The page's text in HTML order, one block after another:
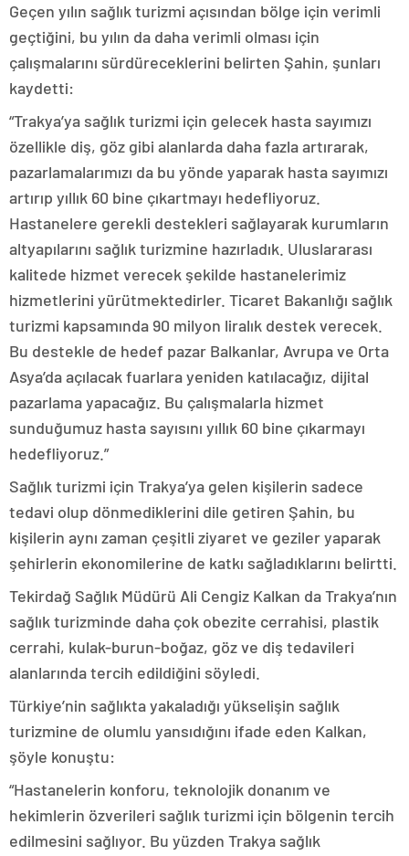
Geçen yılın sağlık turizmi açısından bölge için verimli
geçtiğini, bu yılın da daha verimli olması için
çalışmalarını sürdüreceklerini belirten Şahin, şunları
kaydetti:
“Trakya’ya sağlık turizmi için gelecek hasta sayımızı
özellikle diş, göz gibi alanlarda daha fazla artırarak,
pazarlamalarımızı da bu yönde yaparak hasta sayımızı
artırıp yıllık 60 bine çıkartmayı hedefliyoruz.
Hastanelere gerekli destekleri sağlayarak kurumların
altyapılarını sağlık turizmine hazırladık. Uluslararası
kalitede hizmet verecek şekilde hastanelerimiz
hizmetlerini yürütmektedirler. Ticaret Bakanlığı sağlık
turizmi kapsamında 90 milyon liralık destek verecek.
Bu destekle de hedef pazar Balkanlar, Avrupa ve Orta
Asya’da açılacak fuarlara yeniden katılacağız, dijital
pazarlama yapacağız. Bu çalışmalarla hizmet
sunduğumuz hasta sayısını yıllık 60 bine çıkarmayı
hedefliyoruz.”
Sağlık turizmi için Trakya’ya gelen kişilerin sadece
tedavi olup dönmediklerini dile getiren Şahin, bu
kişilerin aynı zaman çeşitli ziyaret ve geziler yaparak
şehirlerin ekonomilerine de katkı sağladıklarını belirtti.
Tekirdağ Sağlık Müdürü Ali Cengiz Kalkan da Trakya’nın
sağlık turizminde daha çok obezite cerrahisi, plastik
cerrahi, kulak-burun-boğaz, göz ve diş tedavileri
alanlarında tercih edildiğini söyledi.
Türkiye’nin sağlıkta yakaladığı yükselişin sağlık
turizmine de olumlu yansıdığını ifade eden Kalkan,
şöyle konuştu:
“Hastanelerin konforu, teknolojik donanım ve
hekimlerin özverileri sağlık turizmi için bölgenin tercih
edilmesini sağlıyor. Bu yüzden Trakya sağlık